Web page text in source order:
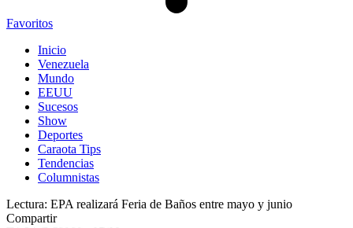
Favoritos
Inicio
Venezuela
Mundo
EEUU
Sucesos
Show
Deportes
Caraota Tips
Tendencias
Columnistas
Lectura: EPA realizará Feria de Baños entre mayo y junio
Compartir